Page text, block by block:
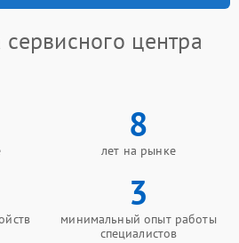
центра
8
лет на рынке
3
минимальный опыт работы
специалистов